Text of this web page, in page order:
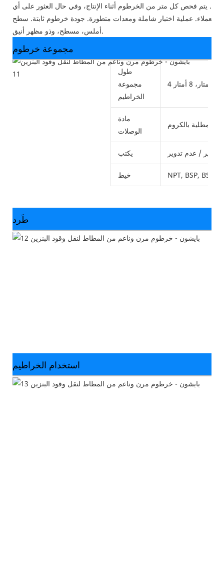
يتم فحص كل متر من الخرطوم أثناء الإنتاج، وفي حال العثور على أي
عملية اختبار شاملة ومعدات متطورة. جودة خرطوم ثابتة. سطح
أملس، مسطح، وذو مظهر أنيق.
مجموعة خرطوم
طول
مجموعة
الخراطيم
مادة
الوصلات
يكتب
خيط NPT, BSP, BSPT.
طَرد
استخدام الخراطيم